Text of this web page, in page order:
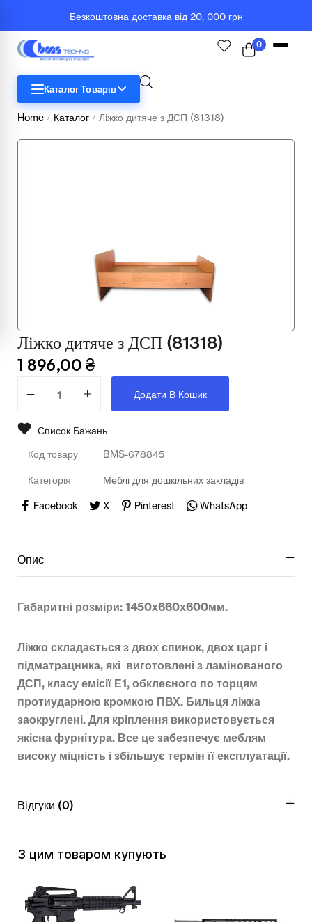
Безкоштовна доставка від 20, 000 грн
0
Каталог Товарів
Меблі
Освіта
Фізика
Всі товари
Підкатегорії відсутні.
Home / Каталог / Ліжко дитяче з ДСП (81318)
Ліжко дитяче з ДСП (81318)
1 896,00 ₴
Додати В Кошик
Список Бажань
Код товару BMS-678845
Категорія Меблі для дошкільних закладів
Facebook X Pinterest WhatsApp
Опис
Габаритні розміри: 1450х660х600мм.
Ліжко складається з двох спинок, двох царг і
підматрацника, які виготовлені з ламінованого
ДСП, класу емісії Е1, обклеєного по торцям
протиударною кромкою ПВХ. Бильця ліжка
заокруглені. Для кріплення використовується
якісна фурнітура. Все це забезпечує меблям
високу міцність і збільшує термін її експлуатації.
Відгуки (0)
З цим товаром купують